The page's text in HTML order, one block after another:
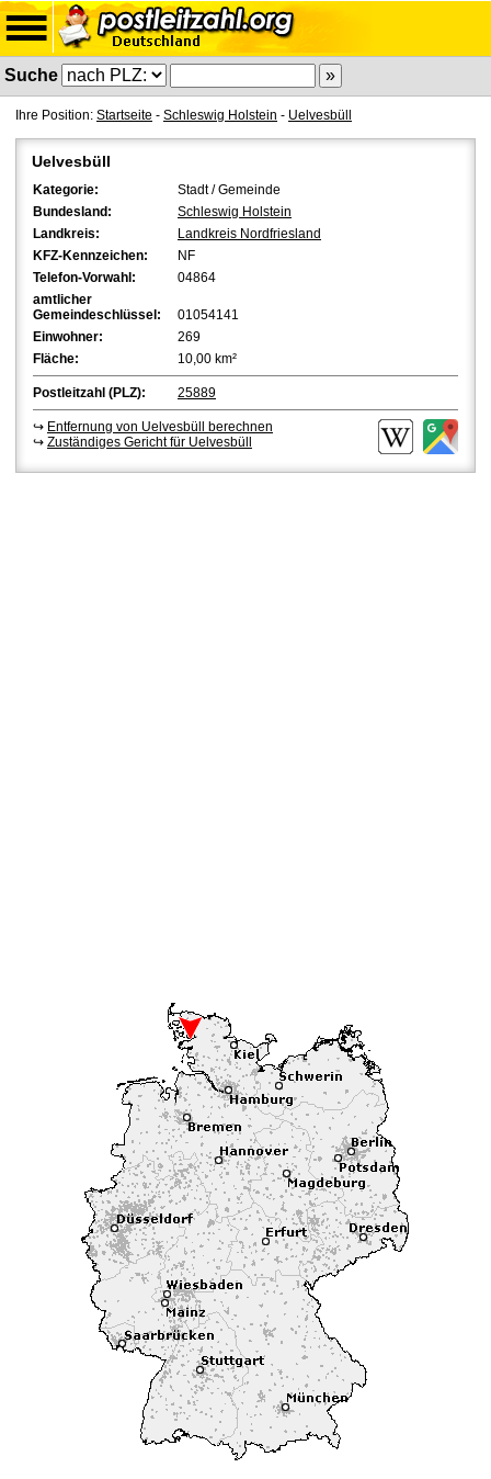
Suche
Ihre Position: Startseite - Schleswig Holstein - Uelvesbüll
Uelvesbüll
Kategorie:
Stadt / Gemeinde
Bundesland:
Schleswig Holstein
Landkreis:
Landkreis Nordfriesland
KFZ-Kennzeichen:
NF
Telefon-Vorwahl:
04864
amtlicher
Gemeindeschlüssel:
01054141
Einwohner:
269
Fläche:
10,00 km²
Postleitzahl (PLZ): 25889
↪ Entfernung von Uelvesbüll berechnen
↪ Zuständiges Gericht für Uelvesbüll